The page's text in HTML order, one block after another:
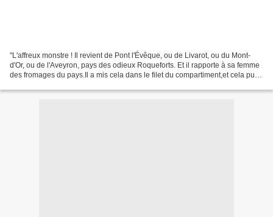
"L'affreux monstre ! Il revient de Pont l'Évêque, ou de Livarot, ou du Mont-
d'Or, ou de l'Aveyron, pays des odieux Roqueforts. Et il rapporte à sa femme
des fromages du pays.Il a mis cela dans le filet du compartiment,et cela pue,